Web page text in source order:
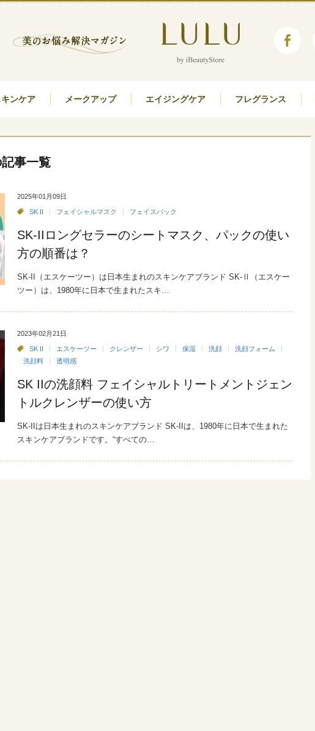
キンケア メークアップ エイジングケア フレグランス
記事一覧
2025年01月09日
SK II フェイシャルマスク フェイスパック
SK-IIロングセラーのシートマスク、パックの使い
方の順番は？
SK-II（エスケーツー）は日本生まれのスキンケアブランド SK-Ⅱ（エスケー
ツー）は、1980年に日本で生まれたスキ…
2023年02月21日
SK II エスケーツー クレンザー シワ 保湿 洗顔
洗顔フォーム
洗顔料
透明感
SK IIの洗顔料 フェイシャルトリートメントジェン
トルクレンザーの使い方
SK-IIは日本生まれのスキンケアブランド SK-IIは、1980年に日本で生まれた
スキンケアブランドです。“すべての…